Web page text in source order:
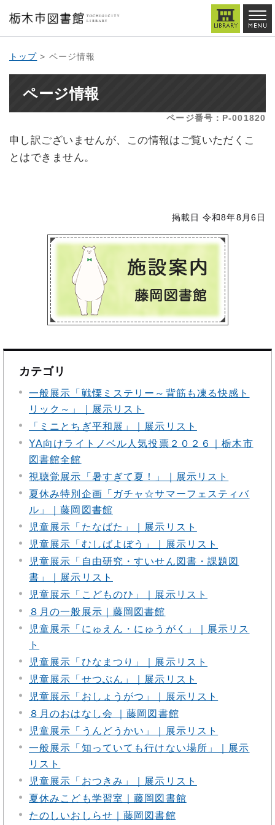
トップ > ページ情報
ページ情報
ページ番号：P-001820
申し訳ございませんが、この情報はご覧いただくこ
とはできません。
掲載日 令和8年8月6日
カテゴリ
一般展示「戦慄ミステリー～背筋も凍る快感ト
リック～」｜展示リスト
「ミニとちぎ平和展」｜展示リスト
YA向けライトノベル人気投票２０２６｜栃木市
図書館全館
視聴覚展示「暑すぎて夏！」｜展示リスト
夏休み特別企画「ガチャ☆サマーフェスティバ
ル」｜藤岡図書館
児童展示「たなばた」｜展示リスト
児童展示「むしばよぼう」｜展示リスト
児童展示「自由研究・すいせん図書・課題図
書」｜展示リスト
児童展示「こどものひ」｜展示リスト
８月の一般展示｜藤岡図書館
児童展示「にゅえん・にゅうがく」｜展示リス
ト
児童展示「ひなまつり」｜展示リスト
児童展示「せつぶん」｜展示リスト
児童展示「おしょうがつ」｜展示リスト
８月のおはなし会 ｜藤岡図書館
児童展示「うんどうかい」｜展示リスト
一般展示「知っていても行けない場所」｜展示
リスト
児童展示「おつきみ」｜展示リスト
夏休みこども学習室｜藤岡図書館
たのしいおしらせ｜藤岡図書館